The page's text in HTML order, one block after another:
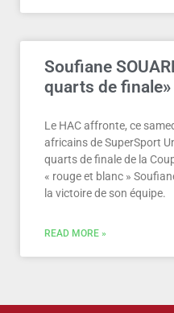
Soufiane
quarts de finale»
Le HAC affronte, ce
africains de SuperSport
quarts de finale de la
« rouge et blanc »
la victoire de son équipe.
READ MORE »